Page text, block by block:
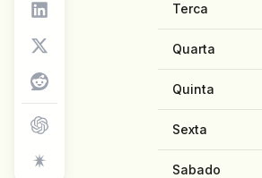
Terca
Quarta
Quinta
Sexta
Sabado